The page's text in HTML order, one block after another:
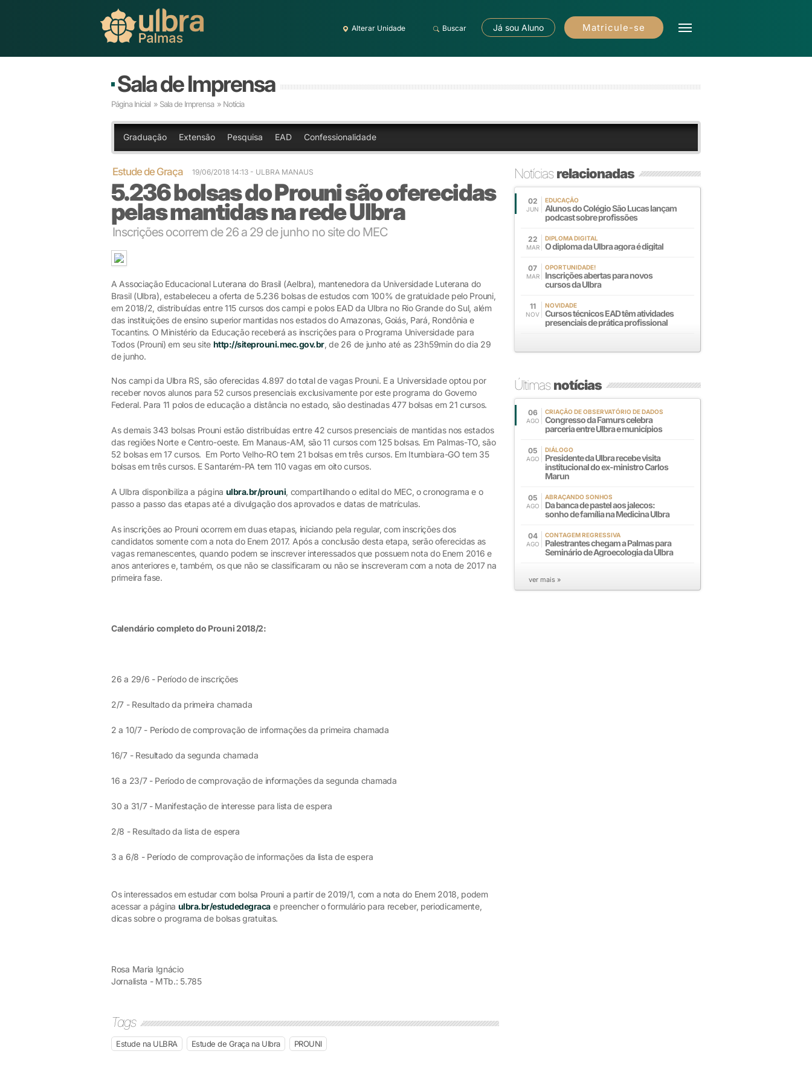
Alterar Unidade Buscar Já sou Aluno Matricule-se
Sala de Imprensa
Página Inicial » Sala de Imprensa » Notícia
Graduação Extensão Pesquisa EAD Confessionalidade
Estude de Graça 19/06/2018 14:13 - ULBRA MANAUS
5.236 bolsas do Prouni são oferecidas
pelas mantidas na rede Ulbra
Inscrições ocorrem de 26 a 29 de junho no site do MEC
A Associação Educacional Luterana do Brasil (Aelbra), mantenedora da Universidade Luterana do
Brasil (Ulbra), estabeleceu a oferta de 5.236 bolsas de estudos com 100% de gratuidade pelo Prouni,
em 2018/2, distribuídas entre 115 cursos dos campi e polos EAD da Ulbra no Rio Grande do Sul, além
das instituições de ensino superior mantidas nos estados do Amazonas, Goiás, Pará, Rondônia e
Tocantins. O Ministério da Educação receberá as inscrições para o Programa Universidade para
Todos (Prouni) em seu site http://siteprouni.mec.gov.br, de 26 de junho até as 23h59min do dia 29
de junho.
Nos campi da Ulbra RS, são oferecidas 4.897 do total de vagas Prouni. E a Universidade optou por
receber novos alunos para 52 cursos presenciais exclusivamente por este programa do Governo
Federal. Para 11 polos de educação a distância no estado, são destinadas 477 bolsas em 21 cursos.
As demais 343 bolsas Prouni estão distribuídas entre 42 cursos presenciais de mantidas nos estados
das regiões Norte e Centro-oeste. Em Manaus-AM, são 11 cursos com 125 bolsas. Em Palmas-TO, são
52 bolsas em 17 cursos. Em Porto Velho-RO tem 21 bolsas em três cursos. Em Itumbiara-GO tem 35
bolsas em três cursos. E Santarém-PA tem 110 vagas em oito cursos.
A Ulbra disponibiliza a página ulbra.br/prouni, compartilhando o edital do MEC, o cronograma e o
passo a passo das etapas até a divulgação dos aprovados e datas de matrículas.
As inscrições ao Prouni ocorrem em duas etapas, iniciando pela regular, com inscrições dos
candidatos somente com a nota do Enem 2017. Após a conclusão desta etapa, serão oferecidas as
vagas remanescentes, quando podem se inscrever interessados que possuem nota do Enem 2016 e
anos anteriores e, também, os que não se classificaram ou não se inscreveram com a nota de 2017 na
primeira fase.
Calendário completo do Prouni 2018/2:
26 a 29/6 - Período de inscrições
2/7 - Resultado da primeira chamada
2 a 10/7 - Período de comprovação de informações da primeira chamada
16/7 - Resultado da segunda chamada
16 a 23/7 - Período de comprovação de informações da segunda chamada
30 a 31/7 - Manifestação de interesse para lista de espera
2/8 - Resultado da lista de espera
3 a 6/8 - Período de comprovação de informações da lista de espera
Os interessados em estudar com bolsa Prouni a partir de 2019/1, com a nota do Enem 2018, podem
acessar a página ulbra.br/estudedegracae preencher o formulário para receber, periodicamente,
dicas sobre o programa de bolsas gratuitas.
Rosa Maria Ignácio
Jornalista - MTb.: 5.785
Tags
Estude na ULBRA Estude de Graça na Ulbra PROUNI
Notíciasrelacionadas
02
JUN
EDUCAÇÃO
Alunos do Colégio São Lucas lançam
podcast sobre profissões
22
MAR
DIPLOMA DIGITAL
O diploma da Ulbra agora é digital
07
MAR
OPORTUNIDADE!
Inscrições abertas para novos
cursos da Ulbra
11
NOV
NOVIDADE
Cursos técnicos EAD têm atividades
presenciais de prática profissional
Últimasnotícias
06
AGO
CRIAÇÃO DE OBSERVATÓRIO DE DADOS
Congresso da Famurs celebra
parceria entre Ulbra e municípios
05
AGO
DIÁLOGO
Presidente da Ulbra recebe visita
institucional do ex-ministro Carlos
Marun
05
AGO
ABRAÇANDO SONHOS
Da banca de pastel aos jalecos:
sonho de família na Medicina Ulbra
04
AGO
CONTAGEM REGRESSIVA
Palestrantes chegam a Palmas para
Seminário de Agroecologia da Ulbra
ver mais »